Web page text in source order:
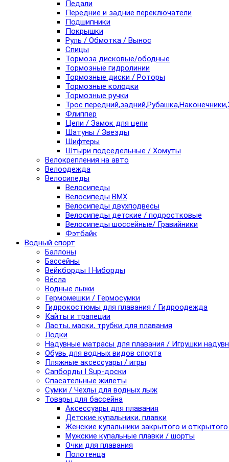
Педали
Передние и задние переключатели
Подшипники
Покрышки
Руль / Обмотка / Вынос
Спицы
Тормоза дисковые/ободные
Тормозные гидролинии
Тормозные диски / Роторы
Тормозные колодки
Тормозные ручки
Трос
Флиппер
Цепи / Замок для цепи
Шатуны / Звезды
Шифтеры
Штыри подседельные / Хомуты
Велокрепления на авто
Велоодежда
Велосипеды
Велосипеды
Велосипеды BMX
Велосипеды двухподвесы
Велосипеды детские / подростковые
Велосипеды шоссейные/ Гравийники
Фэтбайк
Водный спорт
Баллоны
Бассейны
Вейкборды I Ниборды
Вёсла
Водные лыжи
Гермомешки / Гермосумки
Гидрокостюмы для плавания / Гидроодежда
Кайты и трапеции
Ласты, маски, трубки для плавания
Лодки
Надувные матрасы для плавания / Игрушки
Обувь для водных видов спорта
Пляжные аксессуары / игры
Сапборды I Sup-доски
Спасательные жилеты
Сумки / Чехлы для водных лыж
Товары для бассейна
Аксессуары для плавания
Детские купальники, плавки
Женские купальники закрытого и
Мужские купальные плавки / шорты
Очки для плавания
Полотенца